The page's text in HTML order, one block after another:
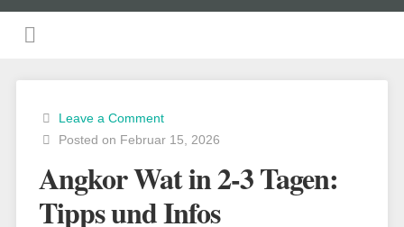
Leave a Comment
Posted on Februar 15, 2026
Angkor Wat in 2-3 Tagen:
Tipps und Infos